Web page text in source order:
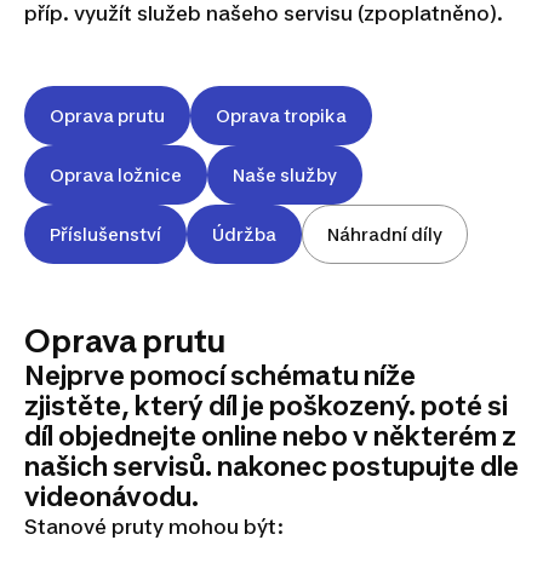
příp. využít služeb našeho servisu (zpoplatněno).
Oprava prutu Oprava tropika
Oprava ložnice Naše služby
Příslušenství Údržba Náhradní díly
Oprava prutu
Nejprve pomocí schématu níže
zjistěte, který díl je poškozený. poté si
díl objednejte online nebo v některém z
našich servisů. nakonec postupujte dle
videonávodu.
Stanové pruty mohou být: